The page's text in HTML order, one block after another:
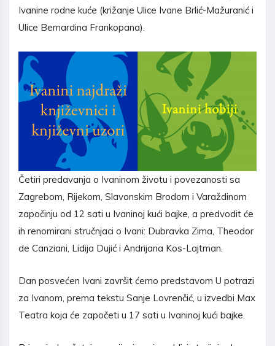
Ivanine rodne kuće (križanje Ulice Ivane Brlić-Mažuranić i
Ulice Bernardina Frankopana).
Četiri predavanja o Ivaninom životu i povezanosti sa
Zagrebom, Rijekom, Slavonskim Brodom i Varaždinom
započinju od 12 sati u Ivaninoj kući bajke, a predvodit će
ih renomirani stručnjaci o Ivani: Dubravka Zima, Theodor
de Canziani, Lidija Dujić i Andrijana Kos-Lajtman.
Dan posvećen Ivani završit ćemo predstavom U potrazi
za Ivanom, prema tekstu Sanje Lovrenčić, u izvedbi Max
Teatra koja će započeti u 17 sati u Ivaninoj kući bajke.